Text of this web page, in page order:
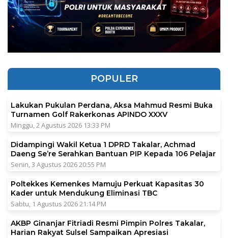
POPULER
Lakukan Pukulan Perdana, Aksa Mahmud Resmi Buka
Turnamen Golf Rakerkonas APINDO XXXV
Minggu, 2 Agustus 2026 13:33 PM
Didampingi Wakil Ketua 1 DPRD Takalar, Achmad
Daeng Se’re Serahkan Bantuan PIP Kepada 106 Pelajar
Senin, 3 Agustus 2026 20:55 PM
Poltekkes Kemenkes Mamuju Perkuat Kapasitas 30
Kader untuk Mendukung Eliminasi TBC
Sabtu, 1 Agustus 2026 21:14 PM
AKBP Ginanjar Fitriadi Resmi Pimpin Polres Takalar,
Harian Rakyat Sulsel Sampaikan Apresiasi